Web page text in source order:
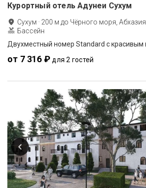
Курортный отель Адунеи Сухум
Сухум · 200 м до Чёрного моря, Абхазия
Бассейн
от 7 316 ₽ для 2 гостей